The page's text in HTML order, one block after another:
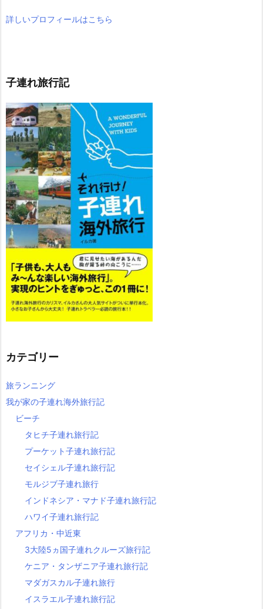
詳しいプロフィールはこちら
子連れ旅行記
カテゴリー
旅ランニング
我が家の子連れ海外旅行記
ビーチ
タヒチ子連れ旅行記
プーケット子連れ旅行記
セイシェル子連れ旅行記
モルジブ子連れ旅行
インドネシア・マナド子連れ旅行記
ハワイ子連れ旅行記
アフリカ・中近東
3大陸5ヵ国子連れクルーズ旅行記
ケニア・タンザニア子連れ旅行記
マダガスカル子連れ旅行
イスラエル子連れ旅行記